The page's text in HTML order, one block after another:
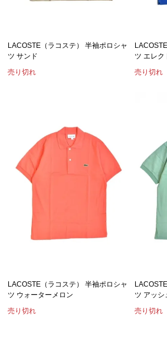
LACOSTE（ラコステ） 半袖ポロシャ
ツ サンド
売り切れ
ツ エレク
売り切れ
LACOSTE（ラコステ） 半袖ポロシャ
ツ ウォーターメロン
売り切れ
ツ アッシ
売り切れ